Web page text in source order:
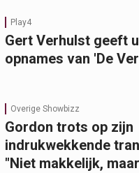
Play4
Gert Verhulst geeft
opnames van 'De
Overige Showbizz
Gordon trots op zijn
indrukwekkende
"Niet makkelijk,